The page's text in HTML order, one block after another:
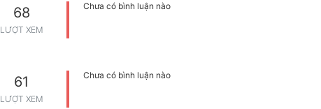
68
LƯỢT XEM
Chưa có bình luận nào
61
LƯỢT XEM
Chưa có bình luận nào